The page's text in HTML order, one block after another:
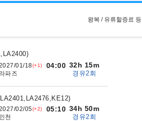
왕복 / 유류할증료
)
01/18(+1) 04:00
라파즈
32h 15m
경유2회
LA2401,LA2476,KE12)
02/05(+2) 05:10
인천
34h 50m
경유2회